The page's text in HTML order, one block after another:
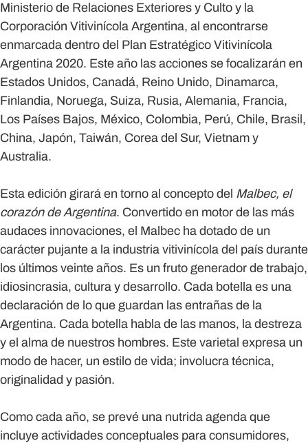
Ministerio de Relaciones Exteriores y Culto y la
Corporación Vitivinícola Argentina, al encontrarse
enmarcada dentro del Plan Estratégico Vitivinícola
Argentina 2020. Este año las acciones se focalizarán en
Estados Unidos, Canadá, Reino Unido, Dinamarca,
Finlandia, Noruega, Suiza, Rusia, Alemania, Francia,
Los Países Bajos, México, Colombia, Perú, Chile, Brasil,
China, Japón, Taiwán, Corea del Sur, Vietnam y
Australia.
Esta edición girará en torno al concepto del Malbec, el
corazón de Argentina. Convertido en motor de las más
audaces innovaciones, el Malbec ha dotado de un
carácter pujante a la industria vitivinícola del país durante
los últimos veinte años. Es un fruto generador de trabajo,
idiosincrasia, cultura y desarrollo. Cada botella es una
declaración de lo que guardan las entrañas de la
Argentina. Cada botella habla de las manos, la destreza
y el alma de nuestros hombres. Este varietal expresa un
modo de hacer, un estilo de vida; involucra técnica,
originalidad y pasión.
Como cada año, se prevé una nutrida agenda que
incluye actividades conceptuales para consumidores,